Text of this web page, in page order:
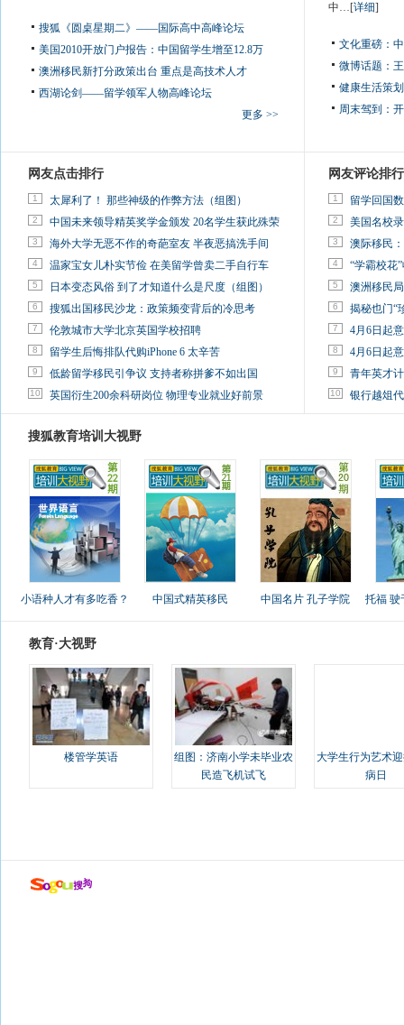
搜狐《圆桌星期二》——国际高中高峰论坛
美国2010开放门户报告：中国留学生增至12.8万
澳洲移民新打分政策出台 重点是高技术人才
西湖论剑——留学领军人物高峰论坛
更多 >>
中…[详细]
文化重磅：
微博话题：
健康生活策
周末驾到：
网友点击排行
1 太犀利了！ 那些神级的作弊方法（组图）
2 中国未来领导精英奖学金颁发 20名学生获此殊荣
3 海外大学无恶不作的奇葩室友 半夜恶搞洗手间
4 温家宝女儿朴实节俭 在美留学曾卖二手自行车
5 日本变态风俗 到了才知道什么是尺度（组图）
6 搜狐出国移民沙龙：政策频变背后的冷思考
7 伦敦城市大学北京英国学校招聘
8 留学生后悔排队代购iPhone 6 太辛苦
9 低龄留学移民引争议 支持者称拼爹不如出国
10 英国衍生200余科研岗位 物理专业就业好前景
网友评论排行
1 留学回国
2 美国名校
3 澳际移民
4 “学霸校花
5 澳洲移民
6 揭秘也门“
7 4月6日起
8 4月6日起
9 青年英才
10 银行越俎
搜狐教育培训大视野
小语种人才有多吃香？ 中国式精英移民 中国名片 孔子学院 托福 驶
教育·大视野
楼管学英语
组图：济南小学未毕业农
民造飞机试飞
大学生行为艺术
病日